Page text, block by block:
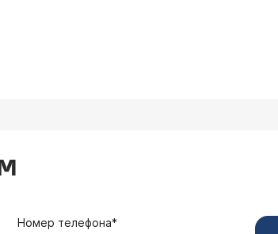
Номер телефона*